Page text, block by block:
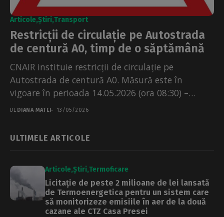
Articole Știri Transport
Restricții de circulație pe Autostrada
de centură A0, timp de o săptămână
CNAIR instituie restricții de circulație pe
Autostrada de centură A0. Măsură este în
vigoare în perioada 14.05.2026 (ora 08:30) –
20.05.2026 (ora 23:30)....
DE DIANA MATEI 13/05/2026
ULTIMELE ARTICOLE
Articole Știri Termoficare
Licitație de peste 2 milioane de lei lansată
de Termoenergetica pentru un sistem care
să monitorizeze emisiile în aer de la două
cazane ale CTZ Casa Presei